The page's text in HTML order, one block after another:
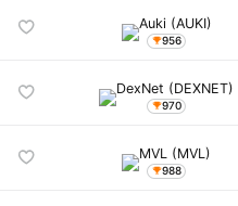
956
970
988